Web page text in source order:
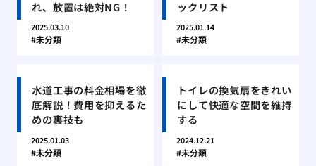
れ、放置は絶対NG！
2025.03.10
未分類
ックリスト
2025.01.14
未分類
水道工事の料金相場を徹
底解説！費用を抑えるた
めの裏技も
2025.01.03
未分類
トイレの換気扇をきれい
にして快適な空間を維持
する
2024.12.21
未分類